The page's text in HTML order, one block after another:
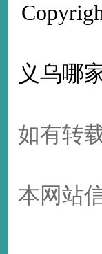
义乌哪
如有转
本网站